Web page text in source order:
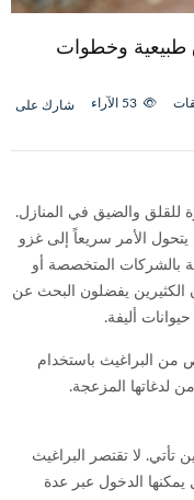
طبيعية وخطوات
الآراء شارك على
للقلق والضيق في المنازل.
الأمر سريعاً إلى غزو
بالشركات المتخصصة أو
أن الكثيرين يفضلون البحث عن
أليفة.
البراغيث باستخدام
لدغاتها المزعجة.
لا تقتصر البراغيث
يمكنها الدخول عبر عدة